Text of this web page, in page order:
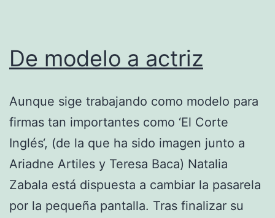
De modelo a actriz
Aunque sige trabajando como modelo para
firmas tan importantes como ‘El Corte
Inglés‘, (de la que ha sido imagen junto a
Ariadne Artiles y Teresa Baca) Natalia
Zabala está dispuesta a cambiar la pasarela
por la pequeña pantalla. Tras finalizar su